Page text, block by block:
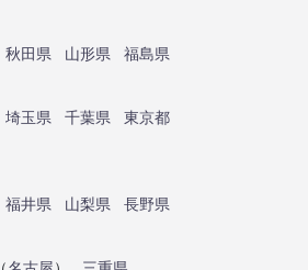
秋田県 山形県
福島県
埼玉県 千葉県
東京都
福井県 山梨県
長野県